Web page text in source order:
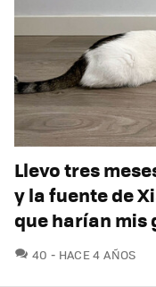
Llevo tres
y la fuente de
que harían mis
40 COMENTARIOS
HACE 4 AÑOS